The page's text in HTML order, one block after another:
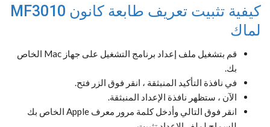
كيفية تثبيت تعريف طابعة كانون MF3010
لماك
قم بتشغيل ملف إعداد برنامج التشغيل على جهاز Mac الخاص
بك.
في نافذة التأكيد المنبثقة ، انقر فوق الزر فتح.
الآن ، ستظهر نافذة الإعداد المنبثقة.
انقر فوق التالي وأدخل كلمة مرور معرف Apple الخاص بك